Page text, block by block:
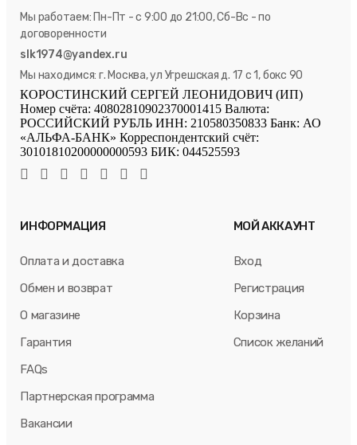
Мы работаем: Пн-Пт - с 9:00 до 21:00, Сб-Вс - по
договоренности
slk1974@yandex.ru
Мы находимся: г. Москва, ул Угрешская д. 17 с 1, бокс 90
КОРОСТИНСКИЙ СЕРГЕЙ ЛЕОНИДОВИЧ (ИП)
Номер счёта: 40802810902370001415 Валюта:
РОССИЙСКИЙ РУБЛЬ ИНН: 210580350833 Банк: АО
«АЛЬФА-БАНК» Корреспондентский счёт:
30101810200000000593 БИК: 044525593
ИНФОРМАЦИЯ
Оплата и доставка
Обмен и возврат
О магазине
Гарантия
FAQs
Партнерская программа
Вакансии
МОЙ АККАУНТ
Вход
Регистрация
Корзина
Список желаний